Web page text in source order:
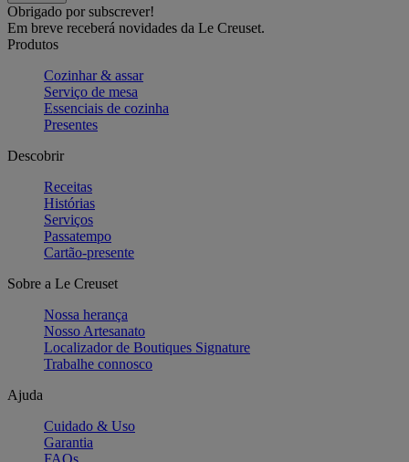
Obrigado por subscrever!
Em breve receberá novidades da Le Creuset.
Produtos
Cozinhar & assar
Serviço de mesa
Essenciais de cozinha
Presentes
Descobrir
Receitas
Histórias
Serviços
Passatempo
Cartão-presente
Sobre a Le Creuset
Nossa herança
Nosso Artesanato
Localizador de Boutiques Signature
Trabalhe connosco
Ajuda
Cuidado & Uso
Garantia